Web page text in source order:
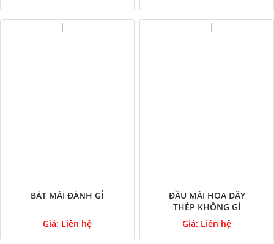
BÁT MÀI ĐÁNH GỈ
Giá: Liên hệ
ĐẦU MÀI HOA DÂY
THÉP KHÔNG GỈ
Giá: Liên hệ